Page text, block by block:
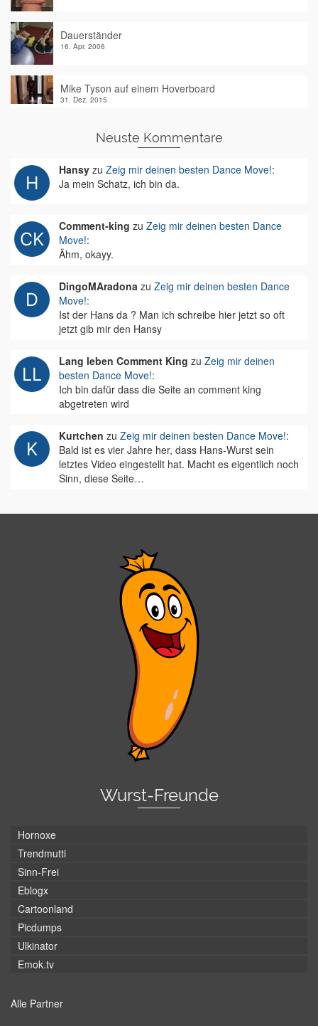
Dauerständer
16. Apr. 2006
Mike Tyson auf einem Hoverboard
31. Dez. 2015
Neuste Kommentare
Hansy zu Zeig mir deinen besten Dance Move!:
Ja mein Schatz, ich bin da.
Comment-king zu Zeig mir deinen besten Dance
Move!:
Ähm, okayy.
DingoMAradona zu Zeig mir deinen besten Dance
Move!:
Ist der Hans da ? Man ich schreibe hier jetzt so oft
jetzt gib mir den Hansy
Lang leben Comment King zu Zeig mir deinen
besten Dance Move!:
Ich bin dafür dass die Seite an comment king
abgetreten wird
Kurtchen zu Zeig mir deinen besten Dance Move!:
Bald ist es vier Jahre her, dass Hans-Wurst sein
letztes Video eingestellt hat. Macht es eigentlich noch
Sinn, diese Seite…
Wurst-Freunde
Hornoxe
Trendmutti
Sinn-Frei
Eblogx
Cartoonland
Picdumps
Ulkinator
Emok.tv
Alle Partner